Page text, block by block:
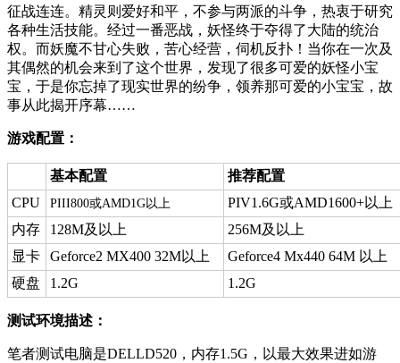
征战连连。精灵则爱好和平，不参与两派的斗争，热衷于研究
各种生活技能。经过一番恶战，妖怪终于夺得了大陆的统治
权。而妖魔不甘心失败，苦心经营，伺机反扑！当你在一次及
其偶然的机会来到了这个世界，发现了很多可爱的妖怪小宝
宝，于是你忘掉了现实世界的纷争，领养那可爱的小宝宝，故
事从此揭开序幕……
游戏配置：
基本配置
推荐配置
CPU
PIII800或AMD1G以上
PIV1.6G或AMD1600+以上
内存
128M及以上
256M及以上
显卡
Geforce2 MX400 32M以上
Geforce4 Mx440 64M 以上
硬盘
1.2G 1.2G
测试环境描述：
笔者测试电脑是DELLD520，内存1.5G，以最大效果进如游